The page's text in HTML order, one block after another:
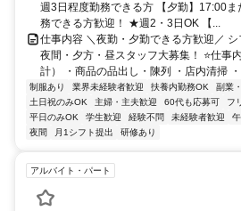
週3日程度勤務できる方 【夕勤】17:00
務できる方歓迎！ ★週2・3日OK 【...
仕事内容 ＼夜勤・夕勤できる方歓迎／
夜間・夕方・昼スタッフ大募集！ ⭐仕事
計） ・商品の品出し・陳列 ・店内清掃
制服あり 業界未経験者歓迎 扶養内勤務OK 副業
土日祝のみOK
主婦・主夫歓迎 60代も応募可 フ
平日のみOK
学生歓迎 経験不問 未経験者歓迎
夜間
月1シフト提出 研修あり
アルバイト・パート